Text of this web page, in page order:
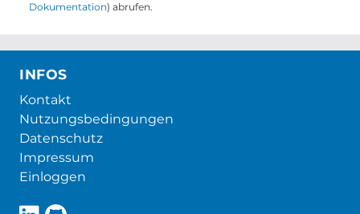
Dokumentation) abrufen.
INFOS
Kontakt
Nutzungsbedingungen
Datenschutz
Impressum
Einloggen